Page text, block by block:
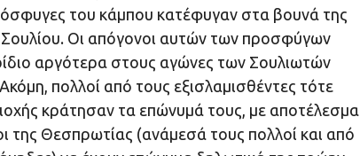
του κάμπου κατέφυγαν στα βουνά της
Οι απόγονοι αυτών των προσφύγων
αργότερα στους αγώνες των Σουλιωτών
πολλοί από τους εξισλαμισθέντες τότε
κράτησαν τα επώνυμά τους, με αποτέλεσμα
της Θεσπρωτίας (ανάμεσά τους πολλοί και από